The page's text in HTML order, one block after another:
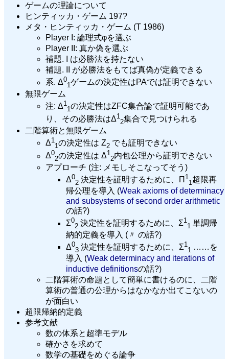
ゲームの理論について
ヒンティッカ・ゲーム 197?
メタ・ヒンティッカ・ゲーム (T 1986)
Player I: 論理式φを選ぶ
Player II: 真か偽を選ぶ
補題. I は必勝法を持たない
補題. II が必勝法をもてば真偽が定義できる
系. Δ0
1 ゲームの決定性はPAでは証明できない
無限ゲーム
注: Δ1
1の決定性はZFC集合論で証明可能であ
り、その必勝法はΔ1
2集合で見つけられる
二階算術と無限ゲーム
Δ1
1の決定性は Z2 でも証明できない
Δ0
2の決定性は Δ1
2内包公理から証明できない
アプローチ (注: メモしそこなってそう)
Δ0
2 決定性を証明するために、Π 1
1 超限再
帰公理を導入 (Weak axioms of determinacy
and subsystems of second order arithmetic
の話?)
Σ0
2 決定性を証明するために、Σ1
1 単調帰
納的定義を導入 (〃 の話?)
Δ0
3 決定性を証明するために、Σ1
1 ……を
導入 (Weak determinacy and iterations of
inductive definitionsの話?)
二階算術の命題として簡単に書けるのに、二階
算術の普通の公理からはなかなか出てこないの
が面白い
超限帰納的定義
参考文献
数の体系と超準モデル
確かさを求めて
数学の基礎をめぐる論争